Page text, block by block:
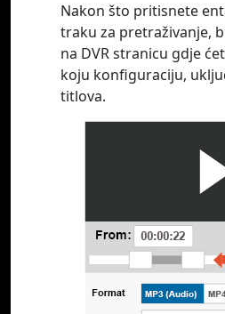
Nakon što pritisnete
traku za pretraživanje,
na DVR stranicu gdje
koju konfiguraciju,
titlova.